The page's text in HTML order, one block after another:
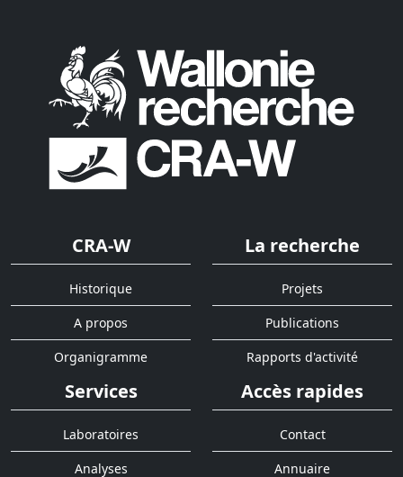
CRA-W
Historique
A propos
Organigramme
La recherche
Projets
Publications
Rapports d'activité
Services
Laboratoires
Analyses
Accès rapides
Contact
Annuaire